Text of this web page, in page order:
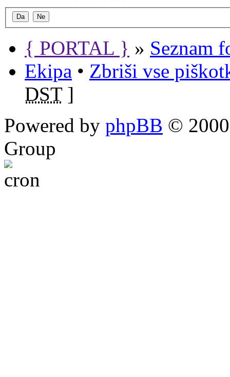
{ PORTAL } » Seznam
Ekipa • Zbriši vse
DST]
Powered by phpBB ©
Group